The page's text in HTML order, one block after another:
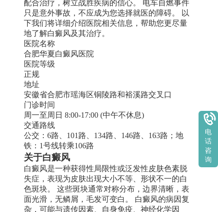
配合治疗，树立战胜疾病的信心。 电车自燃事件
只是意外事故，不应成为您选择就医的障碍。 以
下我们将详细介绍医院相关信息，帮助您更尽量
地了解白癜风及其治疗。
医院名称
合肥华夏白癜风医院
医院等级
正规
地址
安徽省合肥市瑶海区铜陵路和裕溪路交叉口
门诊时间
周一至周日 8:00-17:00 (中午不休息)
交通路线
公交：6路、101路、134路、146路、163路；地
铁：1号线转乘106路
关于白癜风
白癜风是一种获得性局限性或泛发性皮肤色素脱
失症，表现为皮肤出现大小不等、形状不一的白
色斑块。 这些斑块通常对称分布，边界清晰，表
面光滑，无鳞屑，毛发可变白。 白癜风的病因复
杂，可能与遗传因素、自身免疫、神经化学因
电
话
咨
询